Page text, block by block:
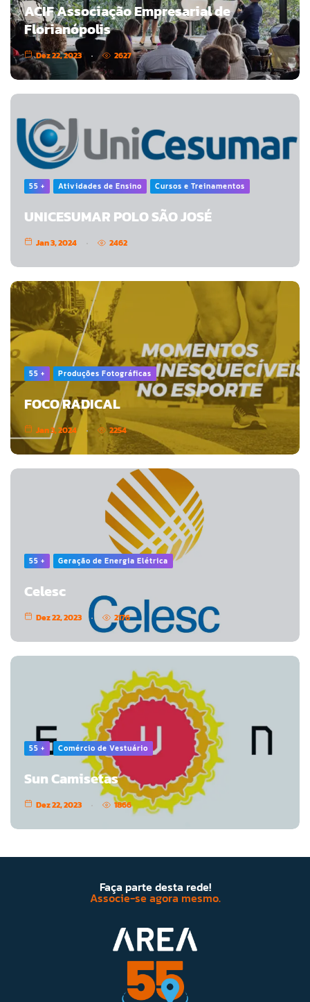
ACIF Associação Empresarial de
Florianópolis
Dez 22, 2023 2627
55 + Atividades de Ensino Cursos e Treinamentos
UNICESUMAR POLO SÃO JOSÉ
Jan 3, 2024 2462
55 + Produções Fotográficas
FOCO RADICAL
Jan 3, 2024 2254
55 + Geração de Energia Elétrica
Celesc
Dez 22, 2023 2176
55 + Comércio de Vestuário
Sun Camisetas
Dez 22, 2023 1866
Faça parte desta rede!
Associe-se agora mesmo.